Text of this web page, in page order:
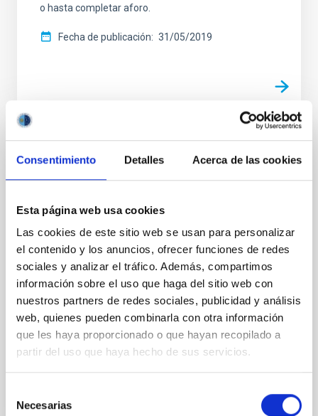
Consentimiento Detalles Acerca de las cookies
Esta página web usa cookies
Las cookies de este sitio web se usan para personalizar
el contenido y los anuncios, ofrecer funciones de redes
sociales y analizar el tráfico. Además, compartimos
información sobre el uso que haga del sitio web con
nuestros partners de redes sociales, publicidad y análisis
web, quienes pueden combinarla con otra información
que les haya proporcionado o que hayan recopilado a
partir del uso que haya hecho de sus servicios.
Necesarias
o hasta completar aforo.
Fecha de publicación 31/05/2019
NOTA DE PRENSA
IV Curso Internacional de Verano
“Astronomy Adventure in the Canary
Islands”
“Las Estrellas y sus planetas” es la temática elegida
para la cuarta edición de este curso de formación
destinado a profesorado no universitario, que se
celebrará del 30 de julio al 3 de agosto, en la sede
central del IAC, en La Laguna (Tenerife).La matrícula
es gratuita para el profesorado español y
permanecerá abierta hasta el 15 de julio o hasta
completar aforo.